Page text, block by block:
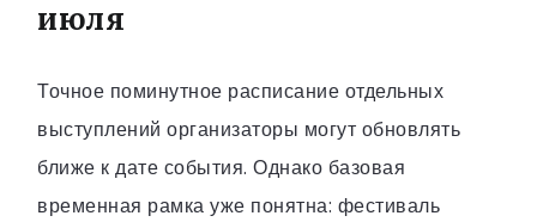
июля
Точное поминутное расписание отдельных
выступлений организаторы могут обновлять
ближе к дате события. Однако базовая
временная рамка уже понятна: фестиваль